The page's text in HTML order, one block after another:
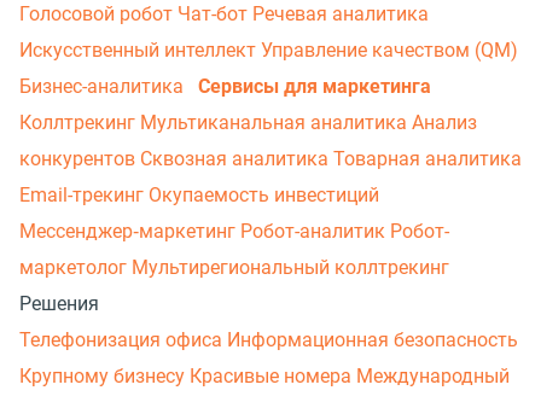
Голосовой робот Чат-бот Речевая аналитика
Искусственный интеллект Управление качеством (QM)
Бизнес-аналитика
Сервисы для маркетинга
Коллтрекинг Мультиканальная аналитика Анализ
конкурентов Сквозная аналитика Товарная аналитика
Email-трекинг Окупаемость инвестиций
Мессенджер‑маркетинг Робот-аналитик Робот-
маркетолог Мультирегиональный коллтрекинг
Решения
Телефонизация офиса Информационная безопасность
Крупному бизнесу Красивые номера Международный